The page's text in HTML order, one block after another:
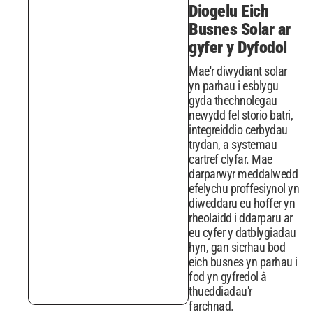
Diogelu Eich
Busnes Solar ar
gyfer y Dyfodol
Mae'r diwydiant solar
yn parhau i esblygu
gyda thechnolegau
newydd fel storio batri,
integreiddio cerbydau
trydan, a systemau
cartref clyfar. Mae
darparwyr meddalwedd
efelychu proffesiynol yn
diweddaru eu hoffer yn
rheolaidd i ddarparu ar
eu cyfer y datblygiadau
hyn, gan sicrhau bod
eich busnes yn parhau i
fod yn gyfredol â
thueddiadau'r
farchnad.